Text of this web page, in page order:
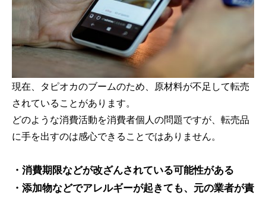
現在、タピオカのブームのため、原材料が不足して転売
されていることがあります。
どのような消費活動を消費者個人の問題ですが、転売品
に手を出すのは感心できることではありません。
・消費期限などが改ざんされている可能性がある
・添加物などでアレルギーが起きても、元の業者が責